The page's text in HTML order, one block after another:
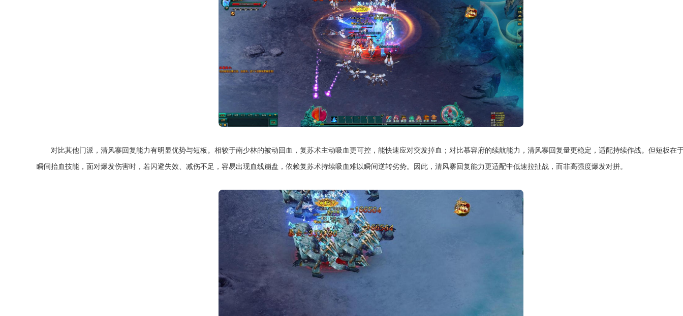
对比其他门派，清风寨回复能力有明显优势与短板。相较于南少林的被动回血，复苏术主动吸血更可控，能快速应对突发掉血；对比慕容府的续航能力，清风寨回复量更稳定，适配持续作战。但短板在
瞬间抬血技能，面对爆发伤害时，若闪避失效、减伤不足，容易出现血线崩盘，依赖复苏术持续吸血难以瞬间逆转劣势。因此，清风寨回复能力更适配中低速拉扯战，而非高强度爆发对拼。